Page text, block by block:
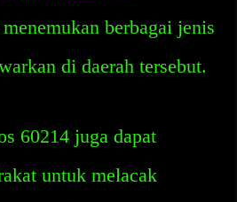
berbagai jenis
di daerah tersebut.
60214 juga dapat
untuk melacak